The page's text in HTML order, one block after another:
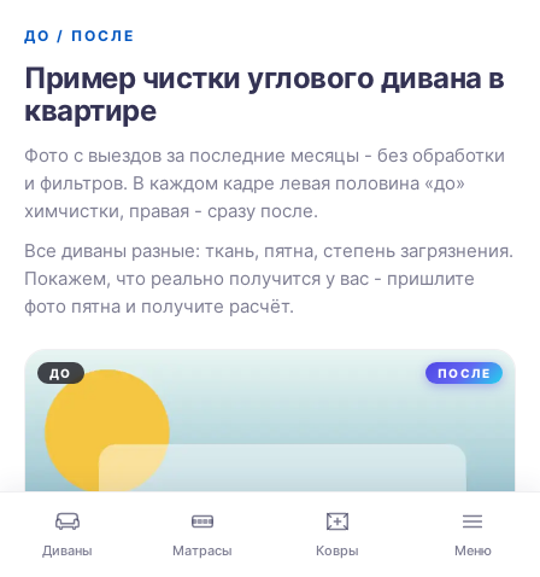
ДО / ПОСЛЕ
Пример чистки углового дивана в
квартире
Фото с выездов за последние месяцы - без обработки
и фильтров. В каждом кадре левая половина «до»
химчистки, правая - сразу после.
Все диваны разные: ткань, пятна, степень загрязнения.
Покажем, что реально получится у вас - пришлите
фото пятна и получите расчёт.
ДО ПОСЛЕ
Диваны Матрасы Ковры Меню